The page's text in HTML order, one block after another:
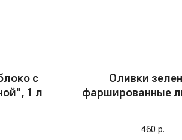
с
1 л
Оливки
фаршированные
460 р.